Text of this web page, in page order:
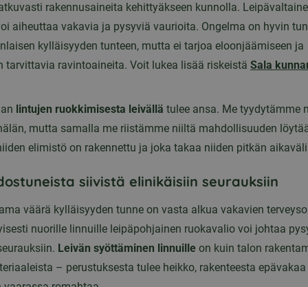
rakennusaineita kehittyäkseen kunnolla.
aiheuttaa vakavia ja pysyviä vaurioita. Ongelma on hyvin
kylläisyyden tunteen, mutta ei tarjoa eloonjäämiseen ja
tarvittavia ravintoaineita. Voit lukea lisää riskeistä Sala
lintujen ruokkimisesta leivällä tulee ansa. Me tyydytämme
mutta samalla me riistämme niiltä mahdollisuuden
elimistö on rakennettu ja joka takaa niiden pitkän
siivistä elinikäisiin seurauksiin
väärä kylläisyyden tunne on vasta alkua vakavien
nuorille linnuille leipäpohjainen ruokavalio voi johtaa
Leivän syöttäminen linnuille on kuin talon
– perustuksesta tulee heikko, rakenteesta